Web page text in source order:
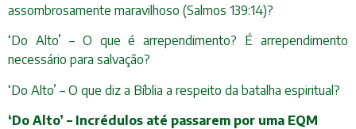
assombrosamente maravilhoso (Salmos 139:14)?
‘Do Alto’ – O que é arrependimento? É arrependimento
necessário para salvação?
‘Do Alto’ – O que diz a Bíblia a respeito da batalha espiritual?
‘Do Alto’ – Incrédulos até passarem por uma EQM